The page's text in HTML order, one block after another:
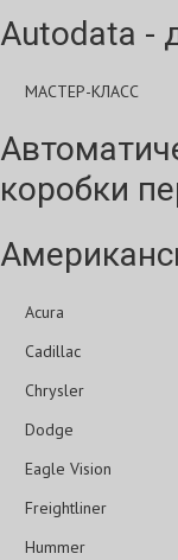
Autodata -
МАСТЕР-КЛАСС
коробки
Acura
Cadillac
Chrysler
Dodge
Eagle Vision
Freightliner
Hummer